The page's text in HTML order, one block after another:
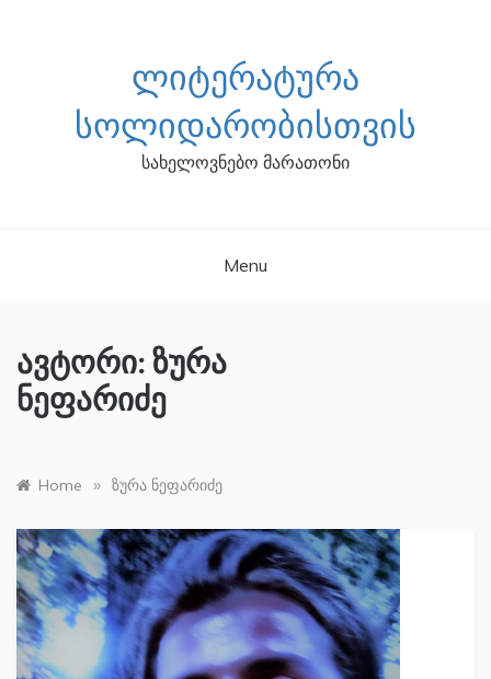
ᲚᲘᲢᲔᲠᲐᲢᲣᲠᲐ
ᲡᲝᲚᲘᲓᲐᲠᲝᲑᲘᲡᲗᲕᲘᲡ
სახელოვნებო მარათონი
Menu
ავტორი:ზურა
ნეფარიძე
Home » ზურა ნეფარიძე